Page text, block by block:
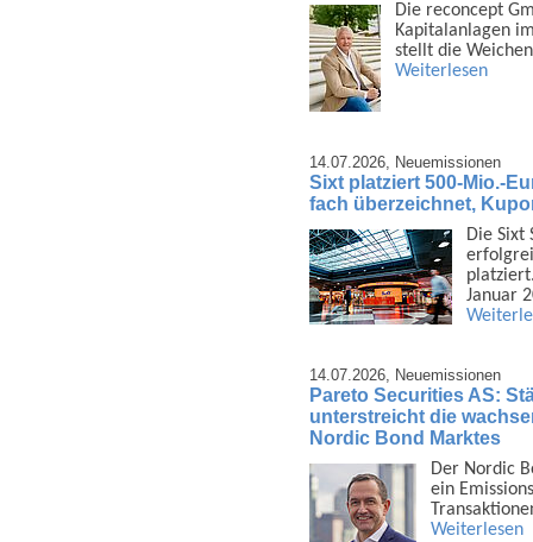
Die reconcept
Kapital­anlagen
stellt die
Weiterlesen
14.07.2026, Neuemissionen
Sixt platziert 500-Mio.-
fach überzeichnet,
Die Sixt
Januar
14.07.2026, Neuemissionen
Pareto Securities AS:
unterstreicht die
Nordic Bond Marktes
Der Nordic
ein
Weiterlesen